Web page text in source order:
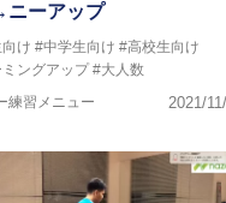
ニーアップ
け #中学生向け #高校生向け
ングアップ #大人数
練習メニュー
2021/